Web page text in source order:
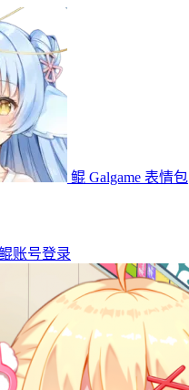
鲲 Galgame 表情包
账号登录